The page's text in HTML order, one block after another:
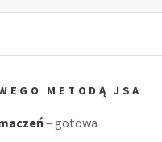
METODĄ JSA
– gotowa